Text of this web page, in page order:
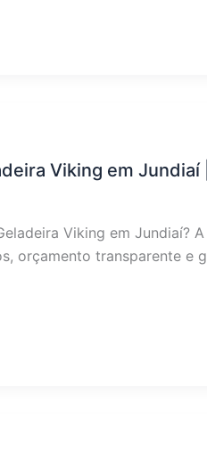
Viking em
Viking em Jundiaí?
orçamento transparente e